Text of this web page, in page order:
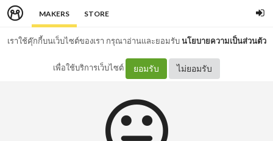
MAKERS STORE
เราใช้คุ๊กกี้บนเว็บไซต์ของเรา กรุณาอ่านและยอมรับนโยบายความเป็นส่วนตัว
เพื่อใช้บริการเว็บไซต์ ยอมรับ ไม่ยอมรับ